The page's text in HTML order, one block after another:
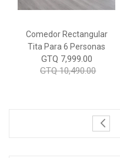
Comedor Rectangular
Tita Para 6 Personas
GTQ 7,999.00
GTQ 10,490.00
Page